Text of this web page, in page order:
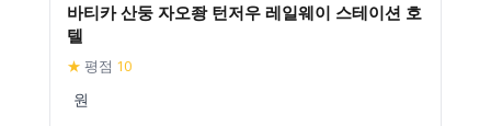
바티카 산둥 자오좡 턴저우 레일웨이 스테이션 호
텔
★ 평점 10